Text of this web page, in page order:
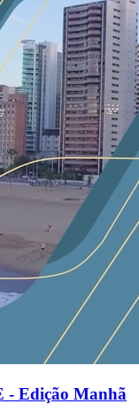
- Edição Manhã